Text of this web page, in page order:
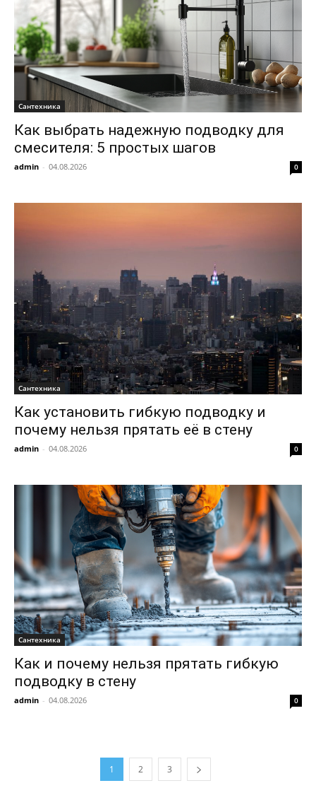
Сантехника
Как выбрать надежную подводку для
смесителя: 5 простых шагов
admin - 04.08.2026 0
Сантехника
Как установить гибкую подводку и
почему нельзя прятать её в стену
admin - 04.08.2026 0
Сантехника
Как и почему нельзя прятать гибкую
подводку в стену
admin - 04.08.2026 0
1 2 3